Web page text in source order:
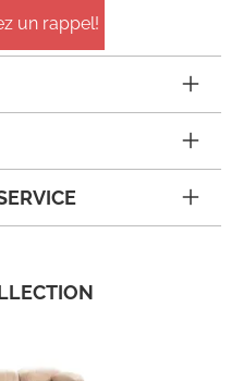
un rappel!